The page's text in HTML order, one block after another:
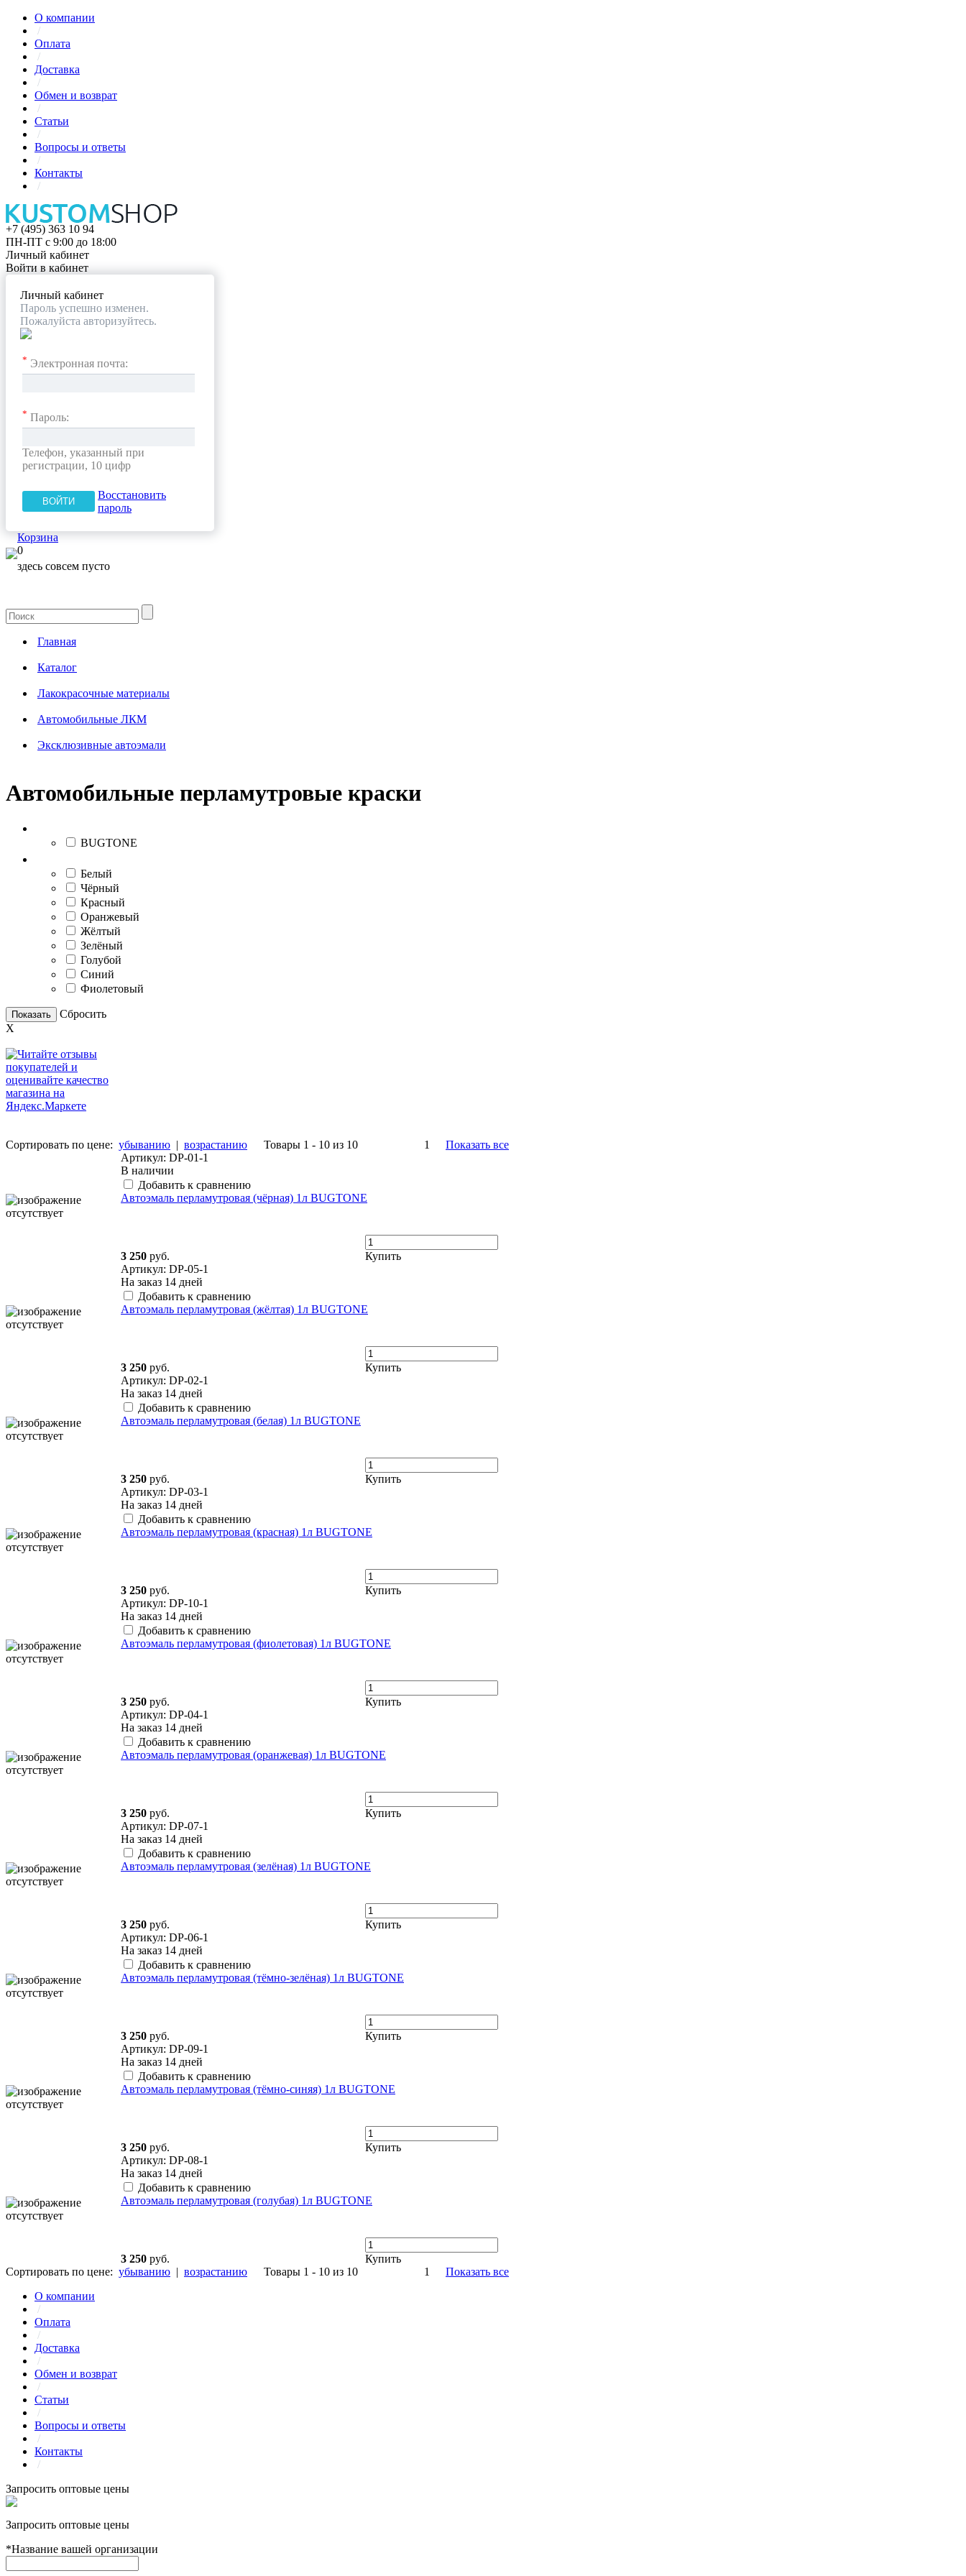
О компании
/
Оплата
/
Доставка
/
Обмен и возврат
/
Статьи
/
Вопросы и ответы
/
Контакты
/
+7 (495) 363 10 94
ПН-ПТ с 9:00 до 18:00
Личный кабинет
Войти в кабинет
Личный кабинет
Пароль успешно изменен.
Пожалуйста авторизуйтесь.
* Электронная почта:
* Пароль:
Телефон, указанный при
регистрации, 10 цифр
Восстановить
пароль
Корзина
0
здесь совсем пусто
Главная
Каталог
Лакокрасочные материалы
Автомобильные ЛКМ
Эксклюзивные автоэмали
Автомобильные перламутровые краски
BUGTONE
Белый
Чёрный
Красный
Оранжевый
Жёлтый
Зелёный
Голубой
Синий
Фиолетовый
Показать
Сбросить
X
Сортировать по цене: убыванию | возрастанию Товары 1 - 10 из 10 1
Показать все
Артикул: DP-01-1
В наличии
Добавить к сравнению
Автоэмаль перламутровая (чёрная) 1л BUGTONE
3 250 руб.
Купить
Артикул: DP-05-1
На заказ 14 дней
Добавить к сравнению
Автоэмаль перламутровая (жёлтая) 1л BUGTONE
3 250 руб.
Купить
Артикул: DP-02-1
На заказ 14 дней
Добавить к сравнению
Автоэмаль перламутровая (белая) 1л BUGTONE
3 250 руб.
Купить
Артикул: DP-03-1
На заказ 14 дней
Добавить к сравнению
Автоэмаль перламутровая (красная) 1л BUGTONE
3 250 руб.
Купить
Артикул: DP-10-1
На заказ 14 дней
Добавить к сравнению
Автоэмаль перламутровая (фиолетовая) 1л BUGTONE
3 250 руб.
Купить
Артикул: DP-04-1
На заказ 14 дней
Добавить к сравнению
Автоэмаль перламутровая (оранжевая) 1л BUGTONE
3 250 руб.
Купить
Артикул: DP-07-1
На заказ 14 дней
Добавить к сравнению
Автоэмаль перламутровая (зелёная) 1л BUGTONE
3 250 руб.
Купить
Артикул: DP-06-1
На заказ 14 дней
Добавить к сравнению
Автоэмаль перламутровая (тёмно-зелёная) 1л BUGTONE
3 250 руб.
Купить
Артикул: DP-09-1
На заказ 14 дней
Добавить к сравнению
Автоэмаль перламутровая (тёмно-синяя) 1л BUGTONE
3 250 руб.
Купить
Артикул: DP-08-1
На заказ 14 дней
Добавить к сравнению
Автоэмаль перламутровая (голубая) 1л BUGTONE
3 250 руб.
Купить
Сортировать по цене: убыванию | возрастанию Товары 1 - 10 из 10 1
Показать все
О компании
/
Оплата
/
Доставка
/
Обмен и возврат
/
Статьи
/
Вопросы и ответы
/
Контакты
/
Запросить оптовые цены
Запросить оптовые цены
*Название вашей организации